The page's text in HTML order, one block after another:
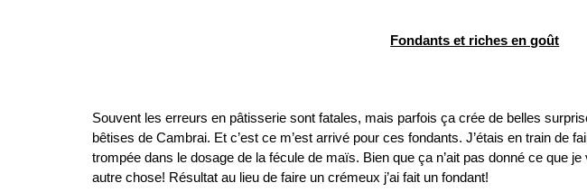
Fondants et riches en goût
Souvent les erreurs en pâtisserie sont fatales, mais parfois ça crée de belles
bêtises de Cambrai. Et c’est ce m’est arrivé pour ces fondants. J’étais en train de
trompée dans le dosage de la fécule de maïs. Bien que ça n’ait pas donné ce que
autre chose! Résultat au lieu de faire un crémeux j’ai fait un fondant!